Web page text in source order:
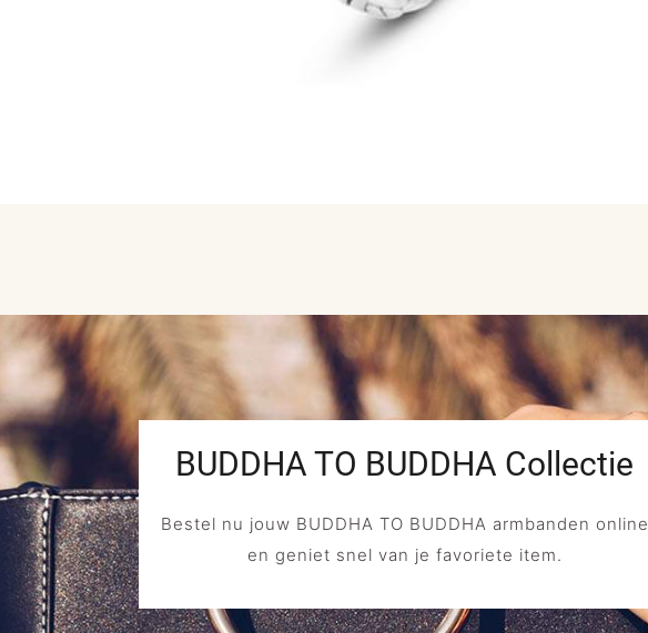
BUDDHA TO BUDDHA Collectie
Bestel nu jouw BUDDHA TO BUDDHA armbanden online
en geniet snel van je favoriete item.